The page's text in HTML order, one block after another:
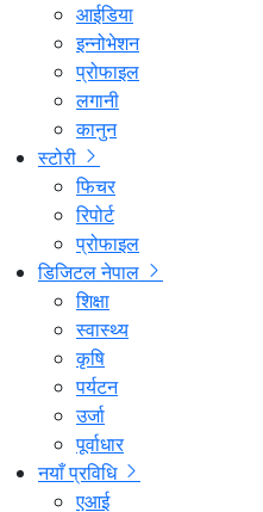
आईडिया
इन्नोभेशन
प्रोफाइल
लगानी
कानुन
स्टोरी
फिचर
रिपोर्ट
प्रोफाइल
डिजिटल नेपाल
शिक्षा
स्वास्थ्य
कृषि
पर्यटन
उर्जा
पूर्वाधार
नयाँ प्रविधि
एआई